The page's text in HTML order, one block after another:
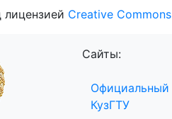
лицензией Creative
Сайты:
Официальный
КузГТУ